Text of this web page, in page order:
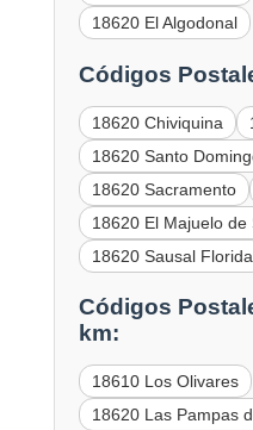
18620 El Algodonal
Códigos
18620 Chiviquina
18620 Santo
18620 Sacramento
18620 El Majuelo de
18620 Sausal Florida
Códigos
km:
18610 Los Olivares
18620 Las Pampas